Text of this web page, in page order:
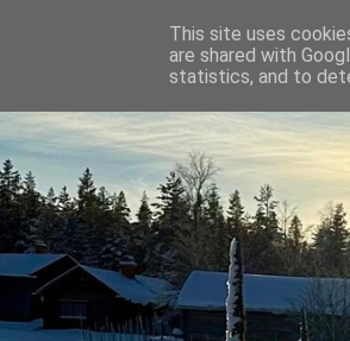
This site uses
are shared with
statistics, and to